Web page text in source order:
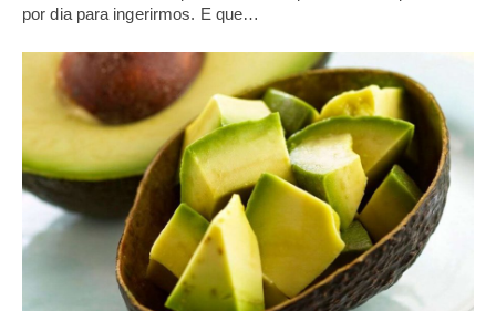
por dia para ingerirmos. E que…